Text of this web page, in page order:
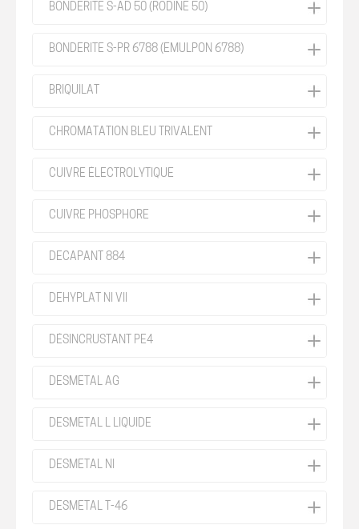
BONDERITE S-AD 50 (RODINE 50)
BONDERITE S-PR 6788 (EMULPON 6788)
BRIQUILAT
CHROMATATION BLEU TRIVALENT
CUIVRE ÉLECTROLYTIQUE
CUIVRE PHOSPHORE
DECAPANT 884
DEHYPLAT NI VII
DÉSINCRUSTANT PE4
DESMETAL AG
DESMETAL L LIQUIDE
DESMETAL NI
DESMETAL T-46